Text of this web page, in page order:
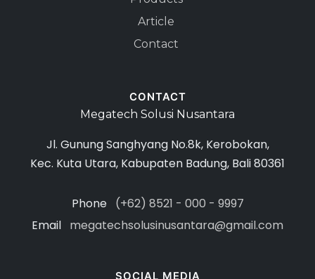
Article
Contact
CONTACT
Megatech Solusi Nusantara
Jl. Gunung Sanghyang No.8k, Kerobokan,
Kec. Kuta Utara, Kabupaten Badung, Bali 80361
Phone (+62) 8521 - 000 - 9997
Email megatechsolusinusantara@gmail.com
SOCIAL MEDIA